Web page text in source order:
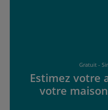
Gratuit -
Estimez votre
votre